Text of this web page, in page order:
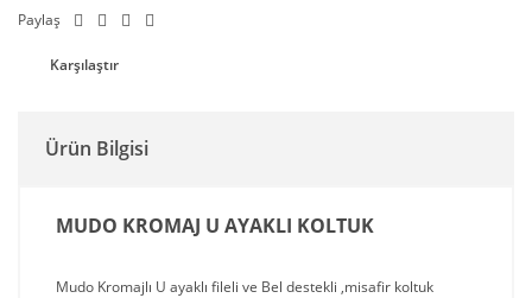
Paylaş
Karşılaştır
Ürün Bilgisi
MUDO KROMAJ U AYAKLI KOLTUK
Mudo Kromajlı U ayaklı fileli ve Bel destekli ,misafir koltuk